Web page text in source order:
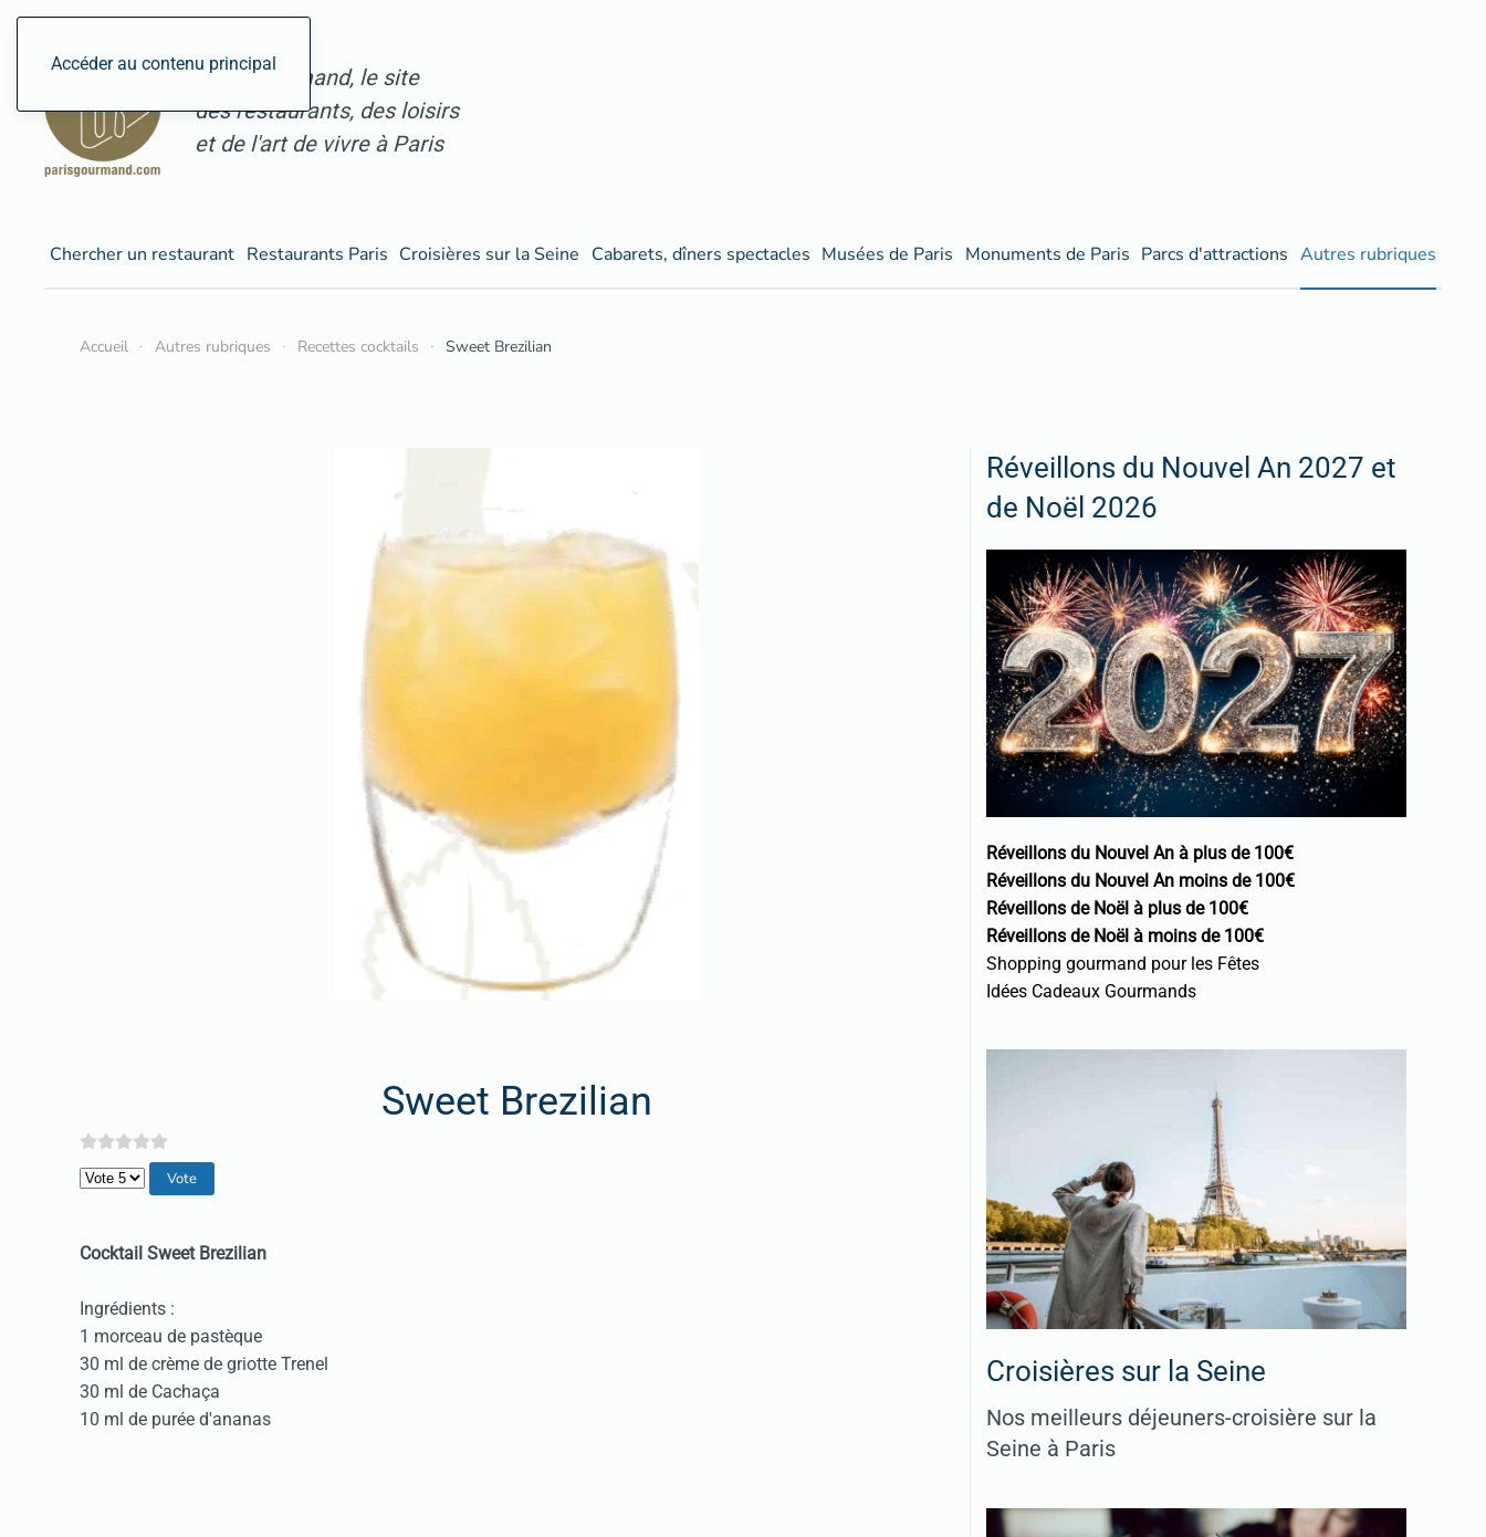
Accéder au contenu principal
ParisGourmand, le site
des restaurants, des loisirs
et de l'art de vivre à Paris
Chercher un restaurant Restaurants Paris Croisières sur la Seine Cabarets, dîners spectacles Musées de Paris Monuments de Paris Parcs d'attractions Autres rubriques
Accueil Autres rubriques Recettes cocktails Sweet Brezilian
Sweet Brezilian
Veuillez voter
Cocktail Sweet Brezilian
Ingrédients :
1 morceau de pastèque
30 ml de crème de griotte Trenel
30 ml de Cachaça
10 ml de purée d'ananas
Réveillons du Nouvel An 2027 et
de Noël 2026
Réveillons du Nouvel An à plus de 100€
Réveillons du Nouvel An moins de 100€
Réveillons de Noël à plus de 100€
Réveillons de Noël à moins de 100€
Shopping gourmand pour les Fêtes
Idées Cadeaux Gourmands
Croisières sur la Seine
Nos meilleurs déjeuners-croisière sur la
Seine à Paris